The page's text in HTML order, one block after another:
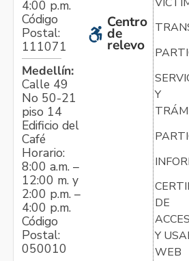
4:00 p.m.
Código
Postal:
111071
Medellín:
Calle 49
No 50-21
piso 14
Edificio del
Café
Horario:
8:00 a.m. –
12:00 m. y
2:00 p.m. –
4:00 p.m.
Código
Postal:
050010
Centro
de
relevo
Y
DE
Y
WEB